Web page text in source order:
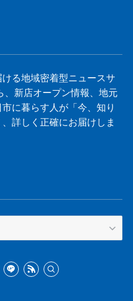
る地域密着型ニュースサ
、新店オープン情報、地元
に暮らす人が「今、知り
詳しく正確にお届けしま